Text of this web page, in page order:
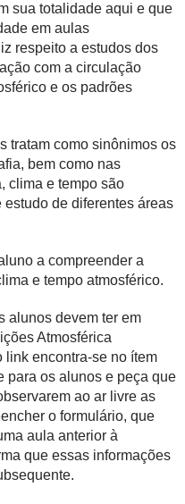
sua totalidade aqui e que
em aulas
respeito a estudos dos
com a circulação
e os padrões
tratam como sinônimos os
bem como nas
clima e tempo são
de diferentes áreas
a compreender a
e tempo atmosférico.
alunos devem ter em
Atmosférica
link encontra-se no ítem
para os alunos e peça que
ao ar livre as
o formulário, que
aula anterior à
que essas informações